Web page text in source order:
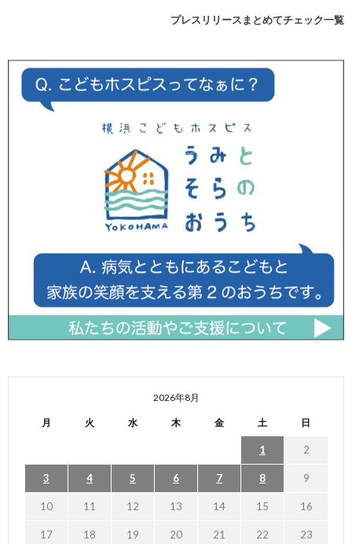
プレスリリースまとめてチェック一覧
2026年8月
月 火 水 木 金 土 日
1 2
3 4 5 6 7 8 9
10 11 12 13 14 15 16
17 18 19 20 21 22 23